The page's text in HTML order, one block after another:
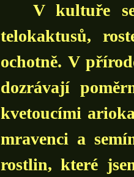
V kultuře se
telokaktusů,
ochotně. V
dozrávají
kvetoucími
mravenci a
rostlin, které